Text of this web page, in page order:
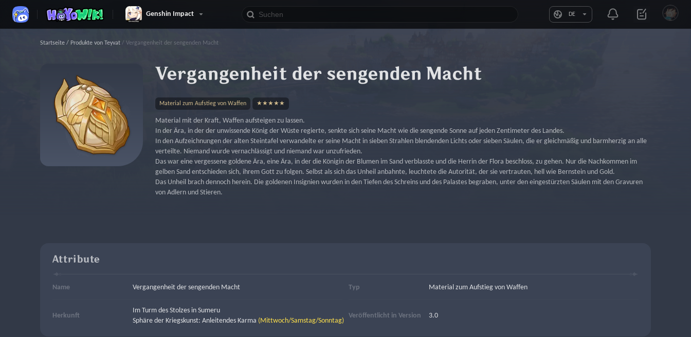
Genshin Impact DE
Startseite / Produkte von Teyvat / Vergangenheit der sengenden Macht
Vergangenheit der sengenden Macht
Material zum Aufstieg von Waffen ★★★★★
Material mit der Kraft, Waffen aufsteigen zu lassen.
In der Ära, in der der unwissende König der Wüste regierte, senkte sich seine Macht wie die sengende Sonne auf jeden Zentimeter des Landes.
In den Aufzeichnungen der alten Steintafel verwandelte er seine Macht in sieben Strahlen blendenden Lichts oder sieben Säulen, die er gleichmäßig und barmherzig an alle
verteilte. Niemand wurde vernachlässigt und niemand war unzufrieden.
Das war eine vergessene goldene Ära, eine Ära, in der die Königin der Blumen im Sand verblasste und die Herrin der Flora beschloss, zu gehen. Nur die Nachkommen im
gelben Sand entschieden sich, ihrem Gott zu folgen. Selbst als sich das Unheil anbahnte, leuchtete die Autorität, der sie vertrauten, hell wie Bernstein und Gold.
Das Unheil brach dennoch herein. Die goldenen Insignien wurden in den Tiefen des Schreins und des Palastes begraben, unter den eingestürzten Säulen mit den Gravuren
von Adlern und Stieren.
Attribute
Name Vergangenheit der sengenden Macht Typ Material zum Aufstieg von Waffen
Herkunft
Im Turm des Stolzes in Sumeru
Sphäre der Kriegskunst: Anleitendes Karma (Mittwoch/Samstag/Sonntag)
Veröffentlicht in Version 3.0